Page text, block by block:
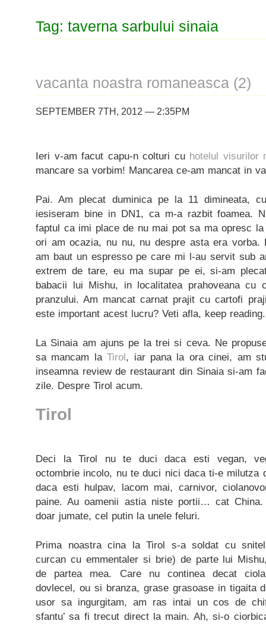
Tag: taverna sarbului sinaia
vacanta noastra romaneasca (2)
SEPTEMBER 7TH, 2012 — 2:35PM
Ieri v-am facut capu-n colturi cu hotelul visurilor
mancare sa vorbim! Mancarea ce-am mancat in
Pai. Am plecat duminica pe la 11 dimineata,
iesiseram bine in DN1, ca m-a razbit foamea.
faptul ca imi place de nu mai pot sa ma opresc
ori am ocazia, nu nu, nu despre asta era vorba.
am baut un espresso pe care mi l-au servit sub
extrem de tare, eu ma supar pe ei, si-am
babacii lui Mishu, in localitatea prahoveana cu
pranzului. Am mancat carnat prajit cu cartofi
este important acest lucru? Veti afla, keep reading.
La Sinaia am ajuns pe la trei si ceva. Ne
sa mancam laTirol, iar pana la ora cinei, am
inseamna review de restaurant din Sinaia si-am
zile. Despre Tirol acum.
Tirol
Deci la Tirol nu te duci daca esti vegan,
octombrie incolo, nu te duci nici daca ti-e milutza
daca esti hulpav, lacom mai, carnivor,
paine. Au oamenii astia niste portii… cat
doar jumate, cel putin la unele feluri.
Prima noastra cina la Tirol s-a soldat cu
curcan cu emmentaler si brie) de parte lui
de partea mea. Care nu continea decat
dovlecel, ou si branza, grase grasoase in tigaita
usor sa ingurgitam, am ras intai un cos de
sfantu’ sa fi trecut direct la main. Ah, si-o